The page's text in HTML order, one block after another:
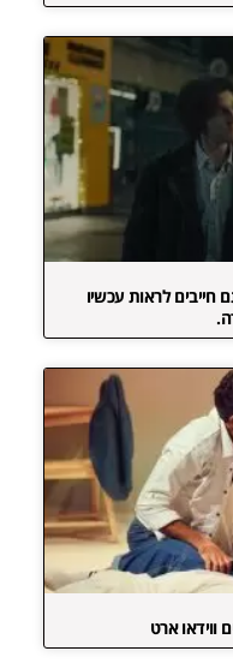
לראות עכשיו
ווידאו ארט